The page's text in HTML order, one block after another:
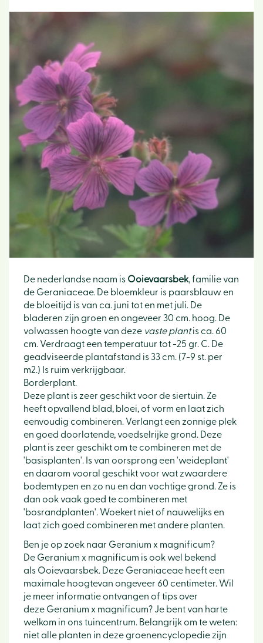
De nederlandse naam is Ooievaarsbek, familie van
de Geraniaceae. De bloemkleur is paarsblauw en
de bloeitijd is van ca. juni tot en met juli. De
bladeren zijn groen en ongeveer 30 cm. hoog. De
volwassen hoogte van deze vaste plantis ca. 60
cm. Verdraagt een temperatuur tot -25 gr. C. De
geadviseerde plantafstand is 33 cm. (7-9 st. per
m2.) Is ruim verkrijgbaar.
Borderplant.
Deze plant is zeer geschikt voor de siertuin. Ze
heeft opvallend blad, bloei, of vorm en laat zich
eenvoudig combineren. Verlangt een zonnige plek
en goed doorlatende, voedselrijke grond. Deze
plant is zeer geschikt om te combineren met de
'basisplanten'. Is van oorsprong een 'weideplant'
en daarom vooral geschikt voor wat zwaardere
bodemtypen en zo nu en dan vochtige grond. Ze is
dan ook vaak goed te combineren met
'bosrandplanten'. Woekert niet of nauwelijks en
laat zich goed combineren met andere planten.
Ben je op zoek naar Geranium x magnificum?
De Geranium x magnificum is ook wel bekend
als Ooievaarsbek. Deze Geraniaceae heeft een
maximale hoogtevan ongeveer 60 centimeter. Wil
je meer informatie ontvangen of tips over
deze Geranium x magnificum? Je bent van harte
welkom in ons tuincentrum. Belangrijk om te weten:
niet alle planten in deze groenencyclopedie zijn